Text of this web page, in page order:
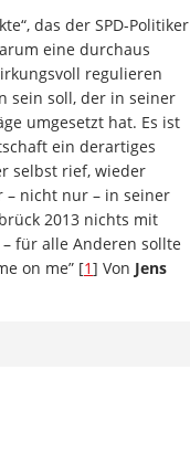
das der SPD-Politiker
eine durchaus
regulieren
sein soll, der in seiner
umgesetzt hat. Es ist
ein derartiges
selbst rief, wieder
– nicht nur – in seiner
2013 nichts mit
– für alle Anderen sollte
on me” [1] Von Jens